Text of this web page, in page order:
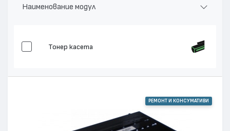
Наименование модул
Тонер касета
РЕМОНТ И КОНСУМАТИВИ